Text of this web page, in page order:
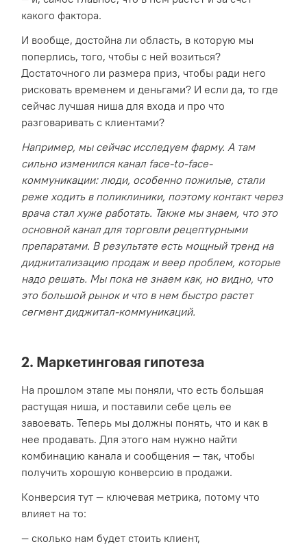
какого фактора.
И вообще, достойна ли область, в которую мы
поперлись, того, чтобы с ней возиться?
Достаточного ли размера приз, чтобы ради него
рисковать временем и деньгами? И если да, то где
сейчас лучшая ниша для входа и про что
разговаривать с клиентами?
Например, мы сейчас исследуем фарму. А там
сильно изменился канал face-to-face-
коммуникации: люди, особенно пожилые, стали
реже ходить в поликлиники, поэтому контакт через
врача стал хуже работать. Также мы знаем, что это
основной канал для торговли рецептурными
препаратами. В результате есть мощный тренд на
диджитализацию продаж и веер проблем, которые
надо решать. Мы пока не знаем как, но видно, что
это большой рынок и что в нем быстро растет
сегмент диджитал-коммуникаций.
2. Маркетинговая гипотеза
На прошлом этапе мы поняли, что есть большая
растущая ниша, и поставили себе цель ее
завоевать. Теперь мы должны понять, что и как в
нее продавать. Для этого нам нужно найти
комбинацию канала и сообщения — так, чтобы
получить хорошую конверсию в продажи.
Конверсия тут — ключевая метрика, потому что
влияет на то:
— сколько нам будет стоить клиент,